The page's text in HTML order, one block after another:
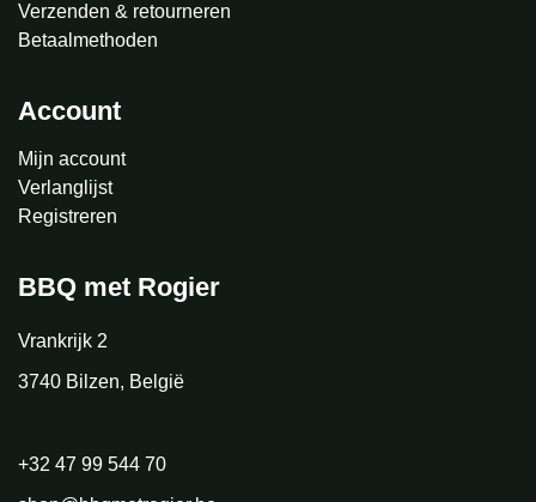
Verzenden & retourneren
Betaalmethoden
Account
Mijn account
Verlanglijst
Registreren
BBQ met Rogier
Vrankrijk 2
3740 Bilzen, België
+32 47 99 544 70